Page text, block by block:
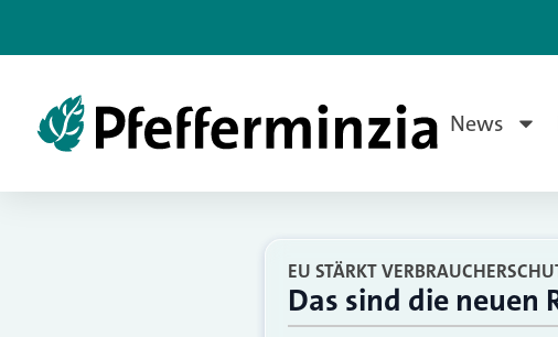
News
EU STÄRKT
Das sind die